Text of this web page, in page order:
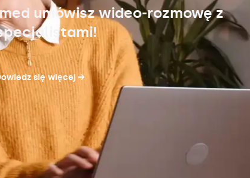
umówisz wideo-rozmowę z
się więcej →